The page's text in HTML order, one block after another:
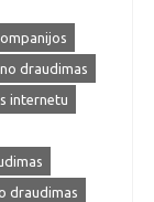
draudimas
internetu
draudimas